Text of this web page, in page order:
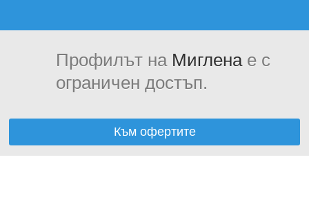
Профилът на Мигленае с
ограничен достъп.
Към офертите